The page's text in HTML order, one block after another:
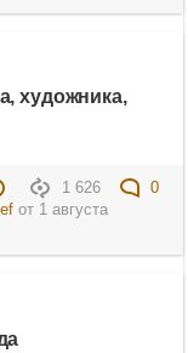
художника,
1 626
0
от 1 августа